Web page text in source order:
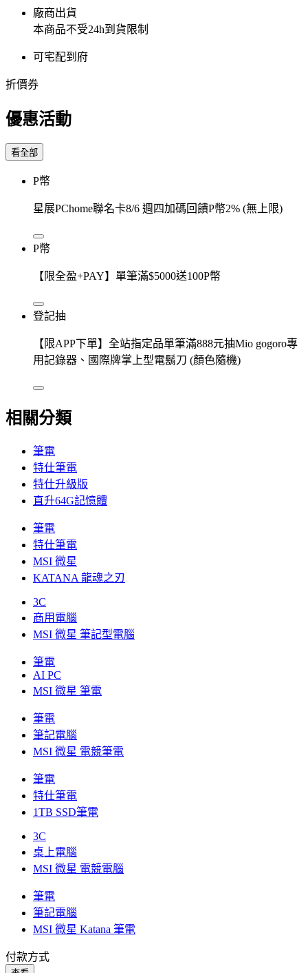
廠商出貨
本商品不受24h到貨限制
可宅配到府
折價券
優惠活動
看全部
P幣
星展PChome聯名卡8/6 週四加碼回饋P幣2% (無上限)
P幣
【限全盈+PAY】單筆滿$5000送100P幣
登記抽
【限APP下單】全站指定品單筆滿888元抽Mio gogoro專
用記錄器、國際牌掌上型電鬍刀 (顏色隨機)
相關分類
筆電
特仕筆電
特仕升級版
直升64G記憶體
筆電
特仕筆電
MSI 微星
KATANA 龍魂之刃
3C
商用電腦
MSI 微星 筆記型電腦
筆電
AI PC
MSI 微星 筆電
筆電
筆記電腦
MSI 微星 電競筆電
筆電
特仕筆電
1TB SSD筆電
3C
桌上電腦
MSI 微星 電競電腦
筆電
筆記電腦
MSI 微星 Katana 筆電
付款方式